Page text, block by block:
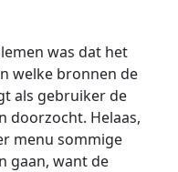
was dat het
welke bronnen de
als gebruiker de
doorzocht. Helaas,
menu sommige
gaan, want de